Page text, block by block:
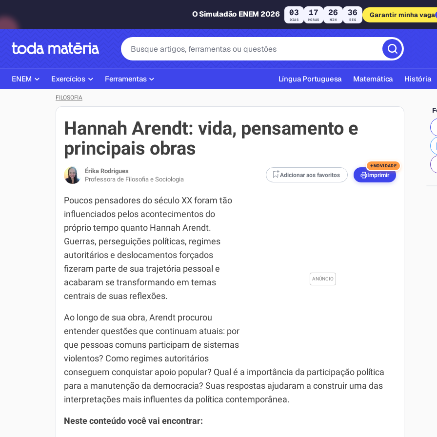
O Simuladão ENEM 2026 03
DIAS
17
HORAS
26
MIN
35
SEG
Garantir minha vaga
ENEM
Página Inicial ENEM
Plano de Estudos
Corretor de Redação
Exercícios ENEM
Simulados ENEM
Simulador SiSU
Exercícios
ENEM
Matemática
Português
História
Biologia
Inglês
Geografia
Física
Química
Todos os Exercícios
Ferramentas
Corretor de Redação
Exercícios
Gerador Referências Bibliográficas ABNT
Língua Portuguesa Matemática História
FILOSOFIA
Hannah Arendt: vida, pensamento e
principais obras
Érika Rodrigues
Professora de Filosofia e Sociologia
Adicionar aos favoritos Imprimir
+NOVIDADE
Poucos pensadores do século XX foram tão
influenciados pelos acontecimentos do
próprio tempo quanto Hannah Arendt.
Guerras, perseguições políticas, regimes
autoritários e deslocamentos forçados
fizeram parte de sua trajetória pessoal e
acabaram se transformando em temas
centrais de suas reflexões.
Ao longo de sua obra, Arendt procurou
entender questões que continuam atuais: por
que pessoas comuns participam de sistemas
violentos? Como regimes autoritários
conseguem conquistar apoio popular? Qual é a importância da participação política
para a manutenção da democracia? Suas respostas ajudaram a construir uma das
interpretações mais influentes da política contemporânea.
Neste conteúdo você vai encontrar: